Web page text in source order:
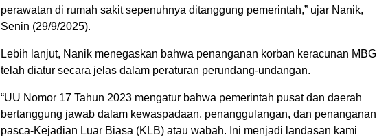
perawatan di rumah sakit sepenuhnya ditanggung pemerintah,” ujar Nanik,
Senin (29/9/2025).
Lebih lanjut, Nanik menegaskan bahwa penanganan korban keracunan MBG
telah diatur secara jelas dalam peraturan perundang-undangan.
“UU Nomor 17 Tahun 2023 mengatur bahwa pemerintah pusat dan daerah
bertanggung jawab dalam kewaspadaan, penanggulangan, dan penanganan
pasca-Kejadian Luar Biasa (KLB) atau wabah. Ini menjadi landasan kami